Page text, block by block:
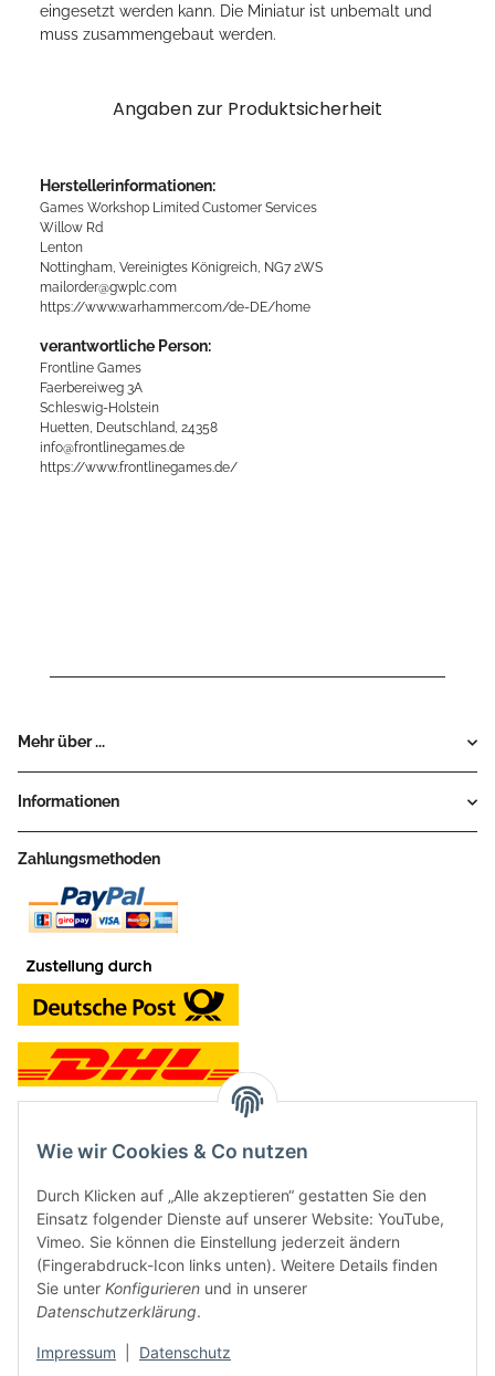
eingesetzt werden kann. Die Miniatur ist unbemalt und
muss zusammengebaut werden.
Angaben zur Produktsicherheit
Herstellerinformationen:
Games Workshop Limited Customer Services
Willow Rd
Lenton
Nottingham, Vereinigtes Königreich, NG7 2WS
mailorder@gwplc.com
https://www.warhammer.com/de-DE/home
verantwortliche Person:
Frontline Games
Faerbereiweg 3A
Schleswig-Holstein
Huetten, Deutschland, 24358
info@frontlinegames.de
https://www.frontlinegames.de/
Mehr über ...
Informationen
Zahlungsmethoden
Neben dem Onlineshop haben wir ein Ladengeschäft in Hütten:
Frontline Games
Färbereiweg 3A
24358 Hütten
Wie wir Cookies & Co nutzen
Durch Klicken auf „Alle akzeptieren“ gestatten Sie den
Einsatz folgender Dienste auf unserer Website: YouTube,
Vimeo. Sie können die Einstellung jederzeit ändern
(Fingerabdruck-Icon links unten). Weitere Details finden
Sie unter Konfigurieren und in unserer
Datenschutzerklärung.
Impressum Datenschutz